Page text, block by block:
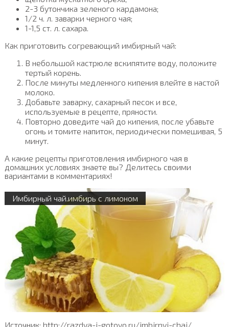
2-3 бутончика зеленого кардамона;
1/2 ч. л. заварки черного чая;
1-1,5 ст. л. сахара.
Как приготовить согревающий имбирный чай:
В небольшой кастрюле вскипятите воду, положите
тертый корень.
После минуты медленного кипения влейте в настой
молоко.
Добавьте заварку, сахарный песок и все,
используемые в рецепте, пряности.
Повторно доведите чай до кипения, после убавьте
огонь и томите напиток, периодически помешивая, 5
минут.
А какие рецепты приготовления имбирного чая в
домашних условиях знаете вы? Делитесь своими
вариантами в комментариях!
Имбирный чай.имбирь с лимоном
Источник: http://razdva-i-gotovo.ru/imbirnyj-chaj/